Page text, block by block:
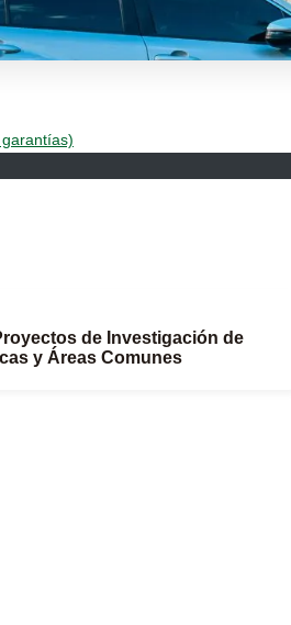
de Investigación de
y Áreas Comunes